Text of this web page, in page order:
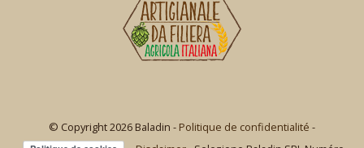
© Copyright 2026 Baladin - Politique de confidentialité -